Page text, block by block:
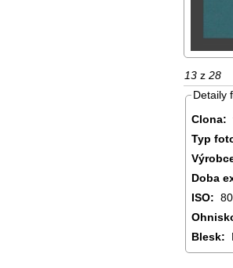
13 z 28
Detaily
Clona:
Typ
Doba
ISO:
Blesk: